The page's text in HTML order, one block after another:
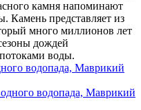
камня напоминают
Камень представляет из
много миллионов лет
дождей
воды.
водопада, Маврикий